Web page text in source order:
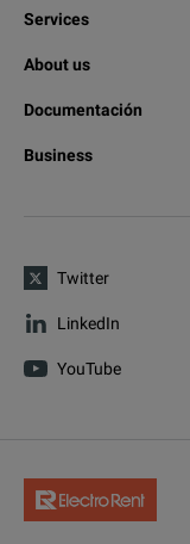
Services
About us
Documentación
Business
Twitter
LinkedIn
YouTube